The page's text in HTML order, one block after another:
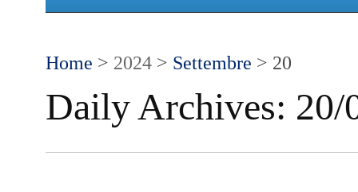
Home > 2024 > Settembre > 20
Daily Archives: 20/